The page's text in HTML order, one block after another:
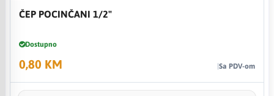
ČEP POCINČANI 1/2"
Dostupno
0,80 KM Sa PDV-om